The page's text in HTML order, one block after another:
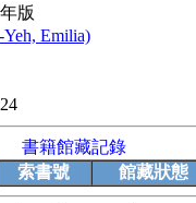
版
Emilia)
書籍館藏記錄
索書號 館藏狀態